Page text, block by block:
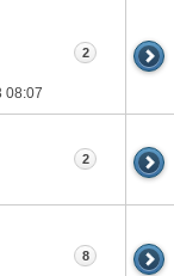
08:07
2
2
8